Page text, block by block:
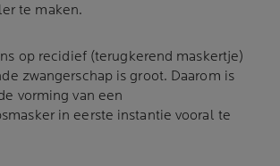
te maken.
op recidief (terugkerend maskertje)
zwangerschap is groot. Daarom is
vorming van een
in eerste instantie vooral te